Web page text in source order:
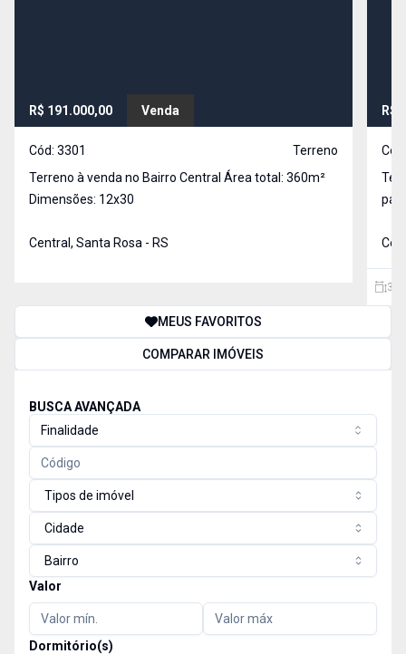
R$ 191.000,00 Venda
Cód: 3301
Terreno
Terreno à venda no Bairro Central Área total: 360m²
Dimensões: 12x30
Central, Santa Rosa - RS
R$
330
MEUS FAVORITOS
COMPARAR IMÓVEIS
BUSCA AVANÇADA
Finalidade
Tipos de imóvel
Cidade
Bairro
Valor
Dormitório(s)